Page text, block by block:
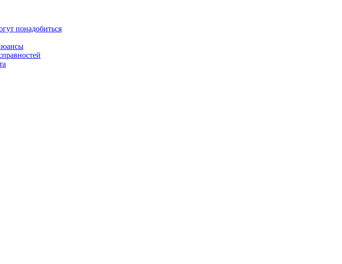
понадобиться